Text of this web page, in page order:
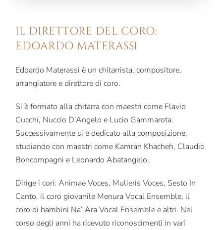
IL DIRETTORE DEL CORO:
EDOARDO MATERASSI
Edoardo Materassi è un chitarrista, compositore,
arrangiatore e direttore di coro.
Si è formato alla chitarra con maestri come Flavio
Cucchi, Nuccio D’Angelo e Lucio Gammarota.
Successivamente si è dedicato alla composizione,
studiando con maestri come Kamran Khacheh, Claudio
Boncompagni e Leonardo Abatangelo.
Dirige i cori: Animae Voces, Mulieris Voces, Sesto In
Canto, il coro giovanile Menura Vocal Ensemble, il
coro di bambini Na’ Ara Vocal Ensemble e altri. Nel
corso degli anni ha ricevuto riconoscimenti in vari